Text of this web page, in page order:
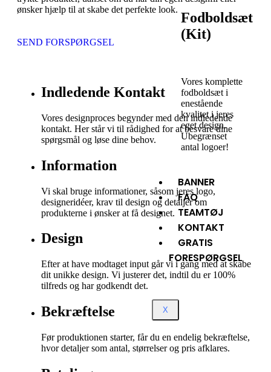
Fodboldsæt
(Kit)
Vores komplette
fodboldsæt i
enestående
kvalitet i jeres
eget design.
Ubegrænset
antal logoer!
BANNER
FAQ
TEAMTØJ
KONTAKT
GRATIS
FORESPØRGSEL
X
ønsker hjælp til at skabe det perfekte look.
SEND FORSPØRGSEL
Indledende Kontakt
Vores designproces begynder med den indledende
kontakt. Her står vi til rådighed for at besvare dine
spørgsmål og løse dine behov.
Information
Vi skal bruge informationer, såsom jeres logo,
designeridéer, krav til design og detaljer om
produkterne i ønsker at få designet.
Design
Efter at have modtaget input går vi i gang med at skabe
dit unikke design. Vi justerer det, indtil du er 100%
tilfreds og har godkendt det.
Bekræftelse
Før produktionen starter, får du en endelig bekræftelse,
hvor detaljer som antal, størrelser og pris afklares.